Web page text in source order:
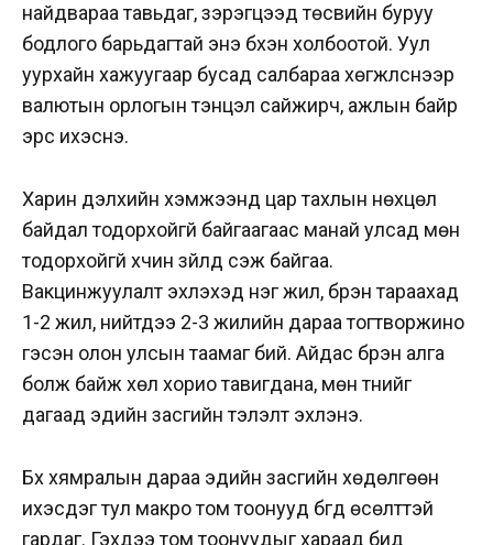
найдвараа тавьдаг, зэрэгцээд төсвийн буруу
бодлого барьдагтай энэ бүхэн холбоотой. Уул
уурхайн хажуугаар бусад салбараа хөгжүүлснээр
валютын орлогын тэнцэл сайжирч, ажлын байр
эрс ихэснэ.
Харин дэлхийн хэмжээнд цар тахлын нөхцөл
байдал тодорхойгүй байгаагаас манай улсад мөн
тодорхойгүй хүчин зүйлүүд үүсэж байгаа.
Вакцинжуулалт эхлэхэд нэг жил, бүрэн тараахад
1-2 жил, нийтдээ 2-3 жилийн дараа тогтворжино
гэсэн олон улсын таамаг бий. Айдас бүрэн алга
болж байж хөл хорио тавигдана, мөн түүнийг
дагаад эдийн засгийн тэлэлт эхлэнэ.
Бүх хямралын дараа эдийн засгийн хөдөлгөөн
ихэсдэг тул макро том тоонууд бүгд өсөлттэй
гардаг. Гэхдээ том тоонуудыг хараад бид